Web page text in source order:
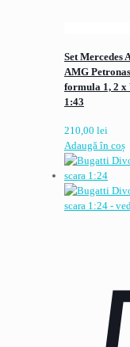
Set Mercedes
AMG
formula 1, 2 x
1:43
210,00 lei
Adaugă în coș